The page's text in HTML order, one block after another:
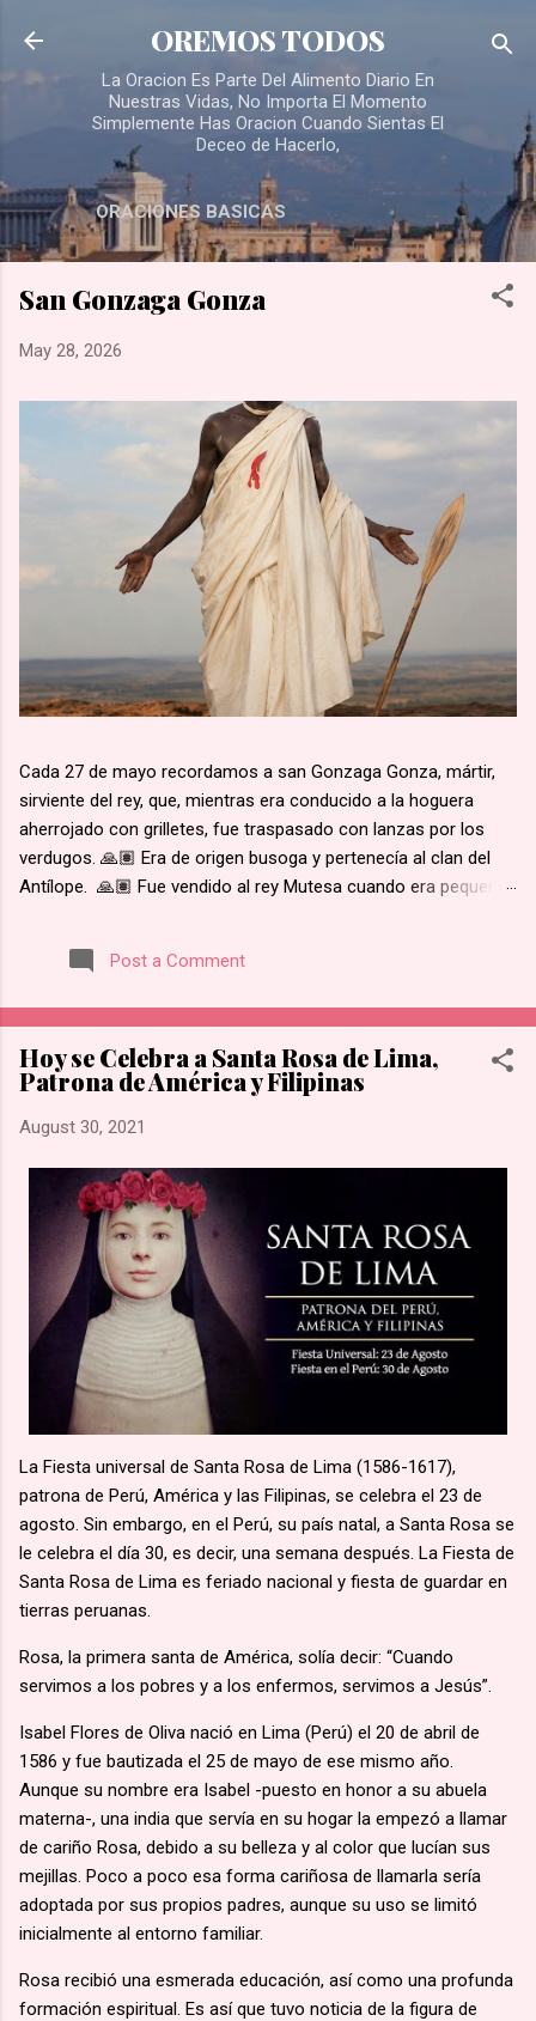
Skip to main content
OREMOS TODOS
La Oracion Es Parte Del Alimento Diario En
Nuestras Vidas, No Importa El Momento
Simplemente Has Oracion Cuando Sientas El
Deceo de Hacerlo,
ORACIONES BASICAS
San Gonzaga Gonza
May 28, 2026
Cada 27 de mayo recordamos a san Gonzaga Gonza, mártir,
sirviente del rey, que, mientras era conducido a la hoguera
aherrojado con grilletes, fue traspasado con lanzas por los
verdugos. 🙏🏽 Era de origen busoga y pertenecía al clan del
Antílope. 🙏🏽 Fue vendido al rey Mutesa cuando era pequeño,
custodia de los prisioneros. 🙏🏽 Recibió instrucción religiosa
de los Padres Blancos. 🙏🏽 Recibió el bautismo al día
Cuando el rey de Burgunda, hoy Uganda, le ordenó retractarse
de su fe, rehusó. Junto con otros mártires se le condujo en
una marcha hacia la aldea de Namugongo, a unos 60 kms de
su hogar. 🙏🏽 Según la costumbre, se ejecutaba a un
por el mal estado en que se encontraba. 🙏🏽 Murió en
Lubawo, fue alanceado y decapitado y sus restos dejados al
borde del camino....
Post a Comment
Hoy se Celebra a Santa Rosa de Lima,
Patrona de América y Filipinas
August 30, 2021
La Fiesta universal de Santa Rosa de Lima (1586-1617),
patrona de Perú, América y las Filipinas, se celebra el 23 de
agosto. Sin embargo, en el Perú, su país natal, a Santa Rosa se
le celebra el día 30, es decir, una semana después. La Fiesta de
Santa Rosa de Lima es feriado nacional y fiesta de guardar en
tierras peruanas.
Rosa, la primera santa de América, solía decir: “Cuando
servimos a los pobres y a los enfermos, servimos a Jesús”.
Isabel Flores de Oliva nació en Lima (Perú) el 20 de abril de
1586 y fue bautizada el 25 de mayo de ese mismo año.
Aunque su nombre era Isabel -puesto en honor a su abuela
materna-, una india que servía en su hogar la empezó a llamar
de cariño Rosa, debido a su belleza y al color que lucían sus
mejillas. Poco a poco esa forma cariñosa de llamarla sería
adoptada por sus propios padres, aunque su uso se limitó
inicialmente al entorno familiar.
Rosa recibió una esmerada educación, así como una profunda
formación espiritual. Es así que tuvo noticia de la figura de